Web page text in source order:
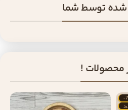
توسط شما
محصولات !
-